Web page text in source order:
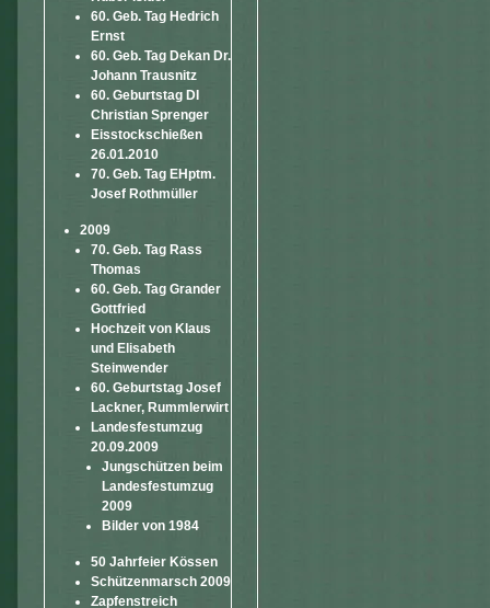
60. Geb. Tag Hedrich
Ernst
60. Geb. Tag Dekan Dr.
Johann Trausnitz
60. Geburtstag DI
Christian Sprenger
Eisstockschießen
26.01.2010
70. Geb. Tag EHptm.
Josef Rothmüller
2009
70. Geb. Tag Rass
Thomas
60. Geb. Tag Grander
Gottfried
Hochzeit von Klaus
und Elisabeth
Steinwender
60. Geburtstag Josef
Lackner, Rummlerwirt
Landesfestumzug
20.09.2009
Jungschützen beim
Landesfestumzug
2009
Bilder von 1984
50 Jahrfeier Kössen
Schützenmarsch 2009
Zapfenstreich